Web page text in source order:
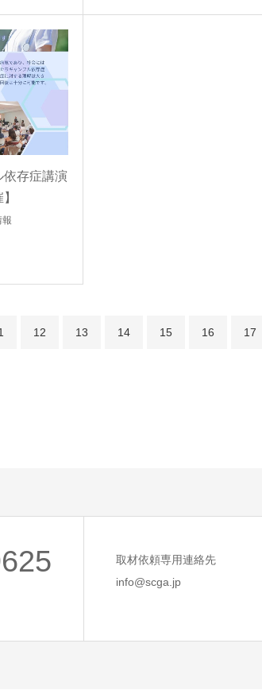
依存症講演
報
12 13 14 15 16 17
取材依頼専用連絡先
info@scga.jp